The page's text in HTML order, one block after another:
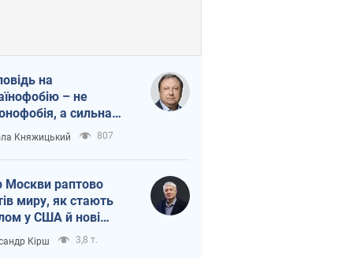
на
– не
а сильна
держава
Княжицький 807
Москви раптово
миру, як стають
у США й нові
топ-рейтинги
Кірш 3,8 т.